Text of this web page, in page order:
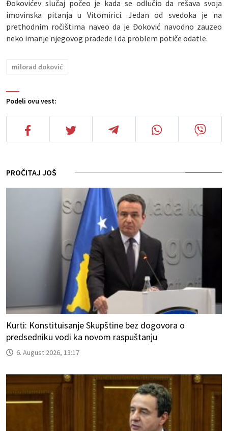
Podeli ovu vest:
Đokovićev slučaj počeo je kada se odlučio da rešava svoja
imovinska pitanja u Vitomirici. Jedan od svedoka je na
prethodnim ročištima naveo da je Đoković navodno zauzeo
neko imanje njegovog pradede i da problem potiče odatle.
milorad đoković
PROČITAJ JOŠ
Kurti: Konstituisanje Skupštine bez dogovora o
predsedniku vodi ka novom raspuštanju
6. August 2026, 13:17